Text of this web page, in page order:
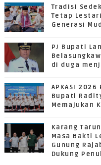
Tradisi
Tetap
Generasi
PJ Bupati
di duga
APKASI
Bupati
Memajukan
Karang
Masa Bakti
Gunung
Dukung